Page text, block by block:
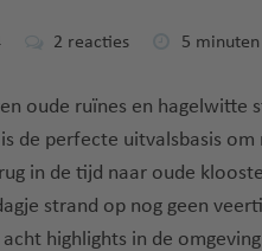
2 reacties 5
oude ruïnes en hagelwitte
de perfecte uitvalsbasis
in de tijd naar oude
strand op nog geen
highlights in de